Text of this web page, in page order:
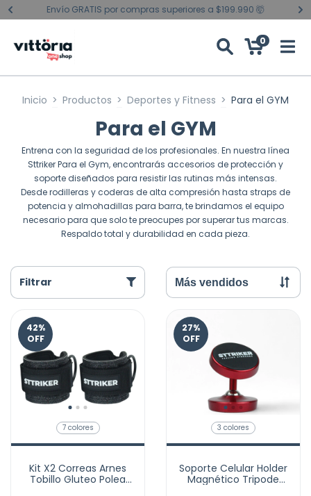
Envío GRATIS por compras superiores a $199.990 🤯
0
Inicio > Productos > Deportes y Fitness > Para el GYM
Para el GYM
Entrena con la seguridad de los profesionales. En nuestra línea
Sttriker Para el Gym, encontrarás accesorios de protección y
soporte diseñados para resistir las rutinas más intensas.
Desde rodilleras y coderas de alta compresión hasta straps de
potencia y almohadillas para barra, te brindamos el equipo
necesario para que solo te preocupes por superar tus marcas.
Respaldo total y durabilidad en cada pieza.
Filtrar
42%
OFF
7 colores
Kit X2 Correas Arnes
Tobillo Gluteo Polea
27%
OFF
3 colores
Soporte Celular Holder
Magnético Tripode